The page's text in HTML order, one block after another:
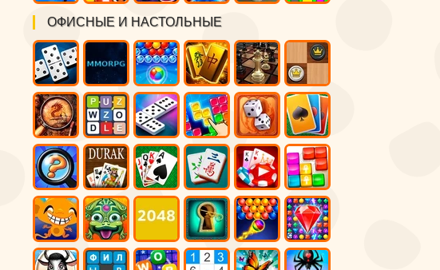
ОФИСНЫЕ И НАСТОЛЬНЫЕ